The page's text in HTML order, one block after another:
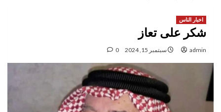
اخبار الناس
شكر على تعاز
admin سبتمبر 15, 2024 0